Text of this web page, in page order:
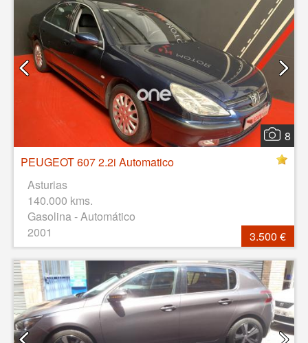
8
PEUGEOT 607 2.2i Automatico
Asturias
140.000 kms.
Gasolina - Automático
2001
3.500 €